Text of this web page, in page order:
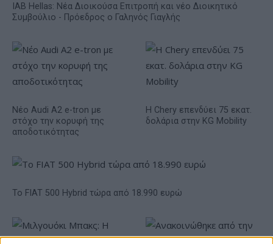
IAB Hellas: Νέα Διοικούσα Επιτροπή και νέο Διοικητικό
Συμβούλιο - Πρόεδρος ο Γαληνός Γιαγλής
Νέο Audi A2 e-tron με
στόχο την κορυφή της
αποδοτικότητας
Η Chery επενδύει 75 εκατ.
δολάρια στην KG Mobility
Το FIAT 500 Hybrid τώρα από 18.990 ευρώ